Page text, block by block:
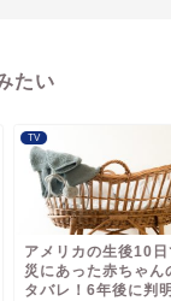
たい
アメリカの生後10日で火
災にあった赤ちゃんのネ
タバレ！6年後に判明...